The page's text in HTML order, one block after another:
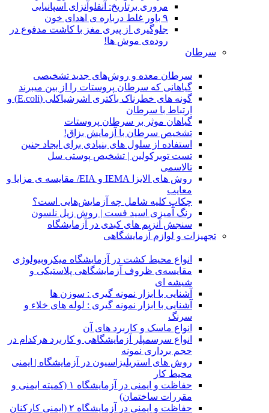
مروری برتاریخ: آنفلوآنزای اسپانیایی
۹ باور غلط درباره ی اهدای خون
جلوگیری از پیری مغز با کاشت مدفوع در
روده‌ی موش ها!
سرطان
سرطان معده و روش‌های جدید تشخیصی
گیاهانی که سرطان پروستات را از بین میبرند
گونه های خطرناک باکتری اشرشیاکلی (E.coli) و
ارتباط با سرطان
گیاهان موثر بر سرطان پروستات
تشخیص سرطان با آزمایش بزاق!
استفاده از سلول های بنیادی برای ایجاد جنین
تست توبرکولین | تشخیص پوستی سل
تالاسمی
روش های الایزا IEMA و EIA/ مقایسه ی مزایا و
معایب
چکاپ کلیه شامل چه آزمایش‌هایی است؟
رنگ آمیزی اسید فست | روش زیل نلسون
سنجش آنزیم های کبدی در آزمایشگاه
تجهیزات و لوازم آزمایشگاهی
انواع محیط کشت در آزمایشگاه میکروبیولوژی
مقایسه‌ی ظروف آزمایشگاهی پلاستیکی و
شیشه ای
آشنایی با ابزار نمونه گیری : سوزن ها
آشنایی با ابزار نمونه گیری : لوله های خلاء و
سرنگ
انواع ماسک و کاربرد های آن
انواع سرسمپلر آزمایشگاهی و کاربرد هرکدام در
حجم برداری نمونه
روش های استریلیزاسیون در آزمایشگاه | ایمنی
محیط کار
حفاظت و ایمنی در آزمایشگاه ۱ (کمیته ایمنی و
مقررات ساختمان)
حفاظت و ایمنی در آزمایشگاه ۲ (ایمنی کارکنان